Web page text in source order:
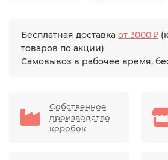
Бесплатная доставка от 3000 ₽
товаров по акции)
Самовывоз в рабочее время,
Собственное
производство
коробок